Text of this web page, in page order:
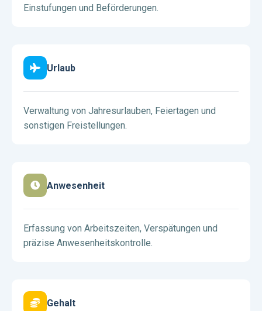
Einstufungen und Beförderungen.
Urlaub
Verwaltung von Jahresurlauben, Feiertagen und
sonstigen Freistellungen.
Anwesenheit
Erfassung von Arbeitszeiten, Verspätungen und
präzise Anwesenheitskontrolle.
Gehalt